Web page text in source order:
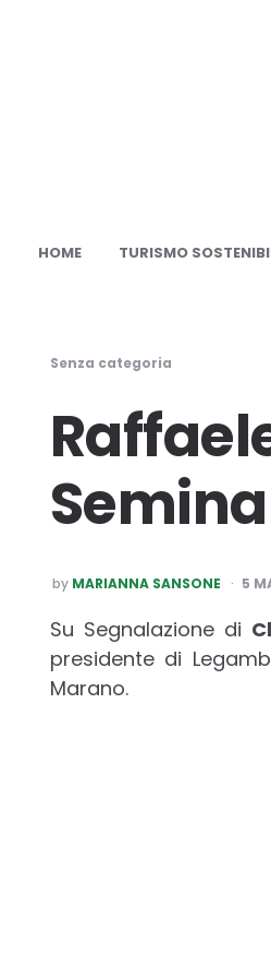
HOME TURISMO
Senza categoria
POSTED
BY
by MARIANNA SANSONE 5
Su Segnalazione di
presidente di
Marano.